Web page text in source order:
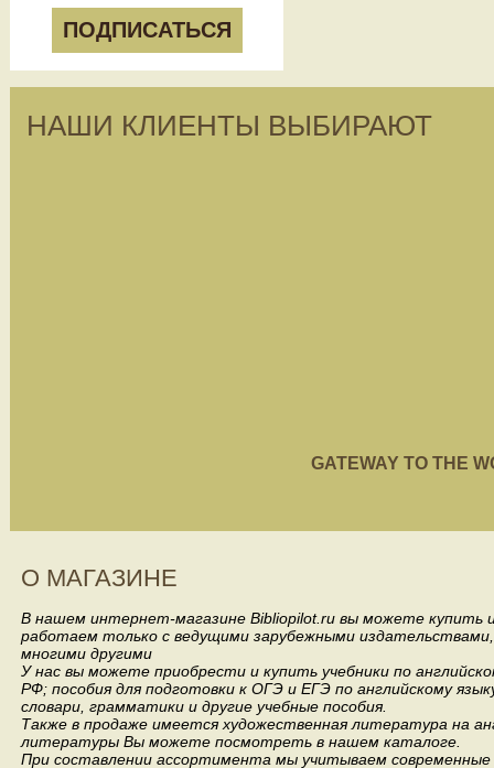
ПОДПИСАТЬСЯ
НАШИ КЛИЕНТЫ ВЫБИРАЮТ
GATEWAY TO THE
О МАГАЗИНЕ
В нашем интернет-магазине Bibliopilot.ru вы можете купить
работаем только с ведущими зарубежными издательствами,
многими другими
У нас вы можете приобрести и купить учебники по
РФ; пособия для подготовки к ОГЭ и ЕГЭ по английскому
словари, грамматики и другие учебные пособия.
Также в продаже имеется художественная литература на
литературы Вы можете посмотреть в нашем каталоге.
При составлении ассортимента мы учитываем